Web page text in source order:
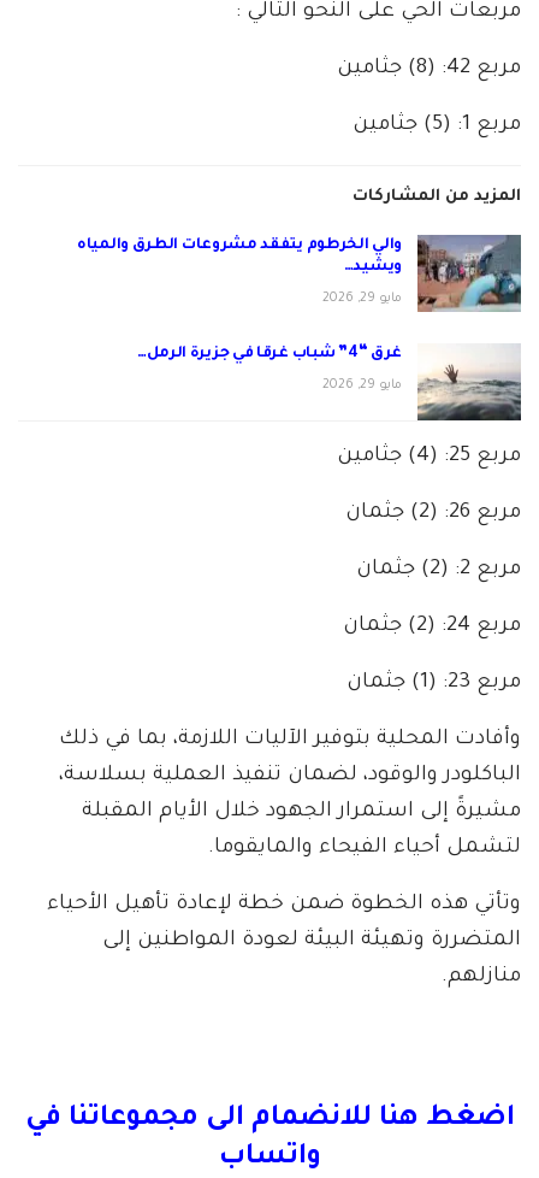
مربعات الحي على النحو التالي :
مربع 42: (8) جثامين
مربع 1: (5) جثامين
المزيد من المشاركات
والي الخرطوم يتفقد مشروعات الطرق والمياه
ويشيد…
مايو 29, 2026
غرق “4” شباب غرقا في جزيرة الرمل…
مايو 29, 2026
مربع 25: (4) جثامين
مربع 26: (2) جثمان
مربع 2: (2) جثمان
مربع 24: (2) جثمان
مربع 23: (1) جثمان
وأفادت المحلية بتوفير الآليات اللازمة، بما في ذلك
الباكلودر والوقود، لضمان تنفيذ العملية بسلاسة،
مشيرةً إلى استمرار الجهود خلال الأيام المقبلة
لتشمل أحياء الفيحاء والمايقوما.
وتأتي هذه الخطوة ضمن خطة لإعادة تأهيل الأحياء
المتضررة وتهيئة البيئة لعودة المواطنين إلى
منازلهم.
اضغط هنا للانضمام الى مجموعاتنا في
واتساب